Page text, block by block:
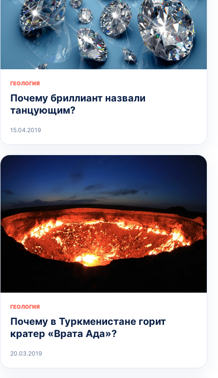
ГЕОЛОГИЯ
Почему бриллиант назвали
танцующим?
15.04.2019
ГЕОЛОГИЯ
Почему в Туркменистане горит
кратер «Врата Ада»?
20.03.2019